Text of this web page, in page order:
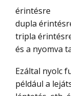
érintésre
dupla
tripla
és a nyomva
Ezáltal nyolc funkció érhető el, amelyek lehetnek
például a